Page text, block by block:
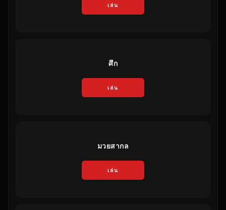
เล่น
ศึก
เล่น
มวยสากล
เล่น